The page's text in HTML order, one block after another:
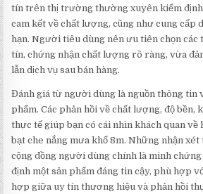
tín trên thị trường thường xuyên kiểm
cam kết về chất lượng, cũng như cung cấp
hạn. Người tiêu dùng nên ưu tiên chọn các
tín, chứng nhận chất lượng rõ ràng, vừa
lẫn dịch vụ sau bán hàng.
Đánh giá từ người dùng là nguồn thông tin
phẩm. Các phản hồi về chất lượng, độ bền,
thực tế giúp bạn có cái nhìn khách quan về
bạt che nắng mưa khổ 8m. Những nhận
cộng đồng người dùng chính là minh
định một sản phẩm đáng tin cậy, phù hợp
hợp giữa uy tín thương hiệu và phản hồi